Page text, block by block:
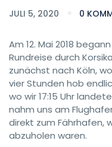
JULI 5, 2020 0
Am 12. Mai 2018
Rundreise durch
zunächst nach Köln,
vier Stunden hob
wo wir 17:15 Uhr
nahm uns am
direkt zum Fährhafen,
abzuholen waren.